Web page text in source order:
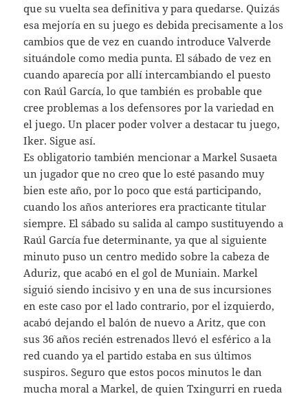
que su vuelta sea definitiva y para quedarse. Quizás
esa mejoría en su juego es debida precisamente a los
cambios que de vez en cuando introduce Valverde
situándole como media punta. El sábado de vez en
cuando aparecía por allí intercambiando el puesto
con Raúl García, lo que también es probable que
cree problemas a los defensores por la variedad en
el juego. Un placer poder volver a destacar tu juego,
Iker. Sigue así.
Es obligatorio también mencionar a Markel Susaeta
un jugador que no creo que lo esté pasando muy
bien este año, por lo poco que está participando,
cuando los años anteriores era practicante titular
siempre. El sábado su salida al campo sustituyendo a
Raúl García fue determinante, ya que al siguiente
minuto puso un centro medido sobre la cabeza de
Aduriz, que acabó en el gol de Muniain. Markel
siguió siendo incisivo y en una de sus incursiones
en este caso por el lado contrario, por el izquierdo,
acabó dejando el balón de nuevo a Aritz, que con
sus 36 años recién estrenados llevó el esférico a la
red cuando ya el partido estaba en sus últimos
suspiros. Seguro que estos pocos minutos le dan
mucha moral a Markel, de quien Txingurri en rueda